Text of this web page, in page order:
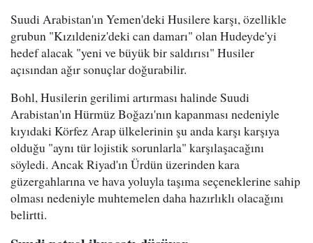
Suudi Arabistan'ın Yemen'deki Husilere karşı, özellikle
grubun "Kızıldeniz'deki can damarı" olan Hudeyde'yi
hedef alacak "yeni ve büyük bir saldırısı" Husiler
açısından ağır sonuçlar doğurabilir.
Bohl, Husilerin gerilimi artırması halinde Suudi
Arabistan'ın Hürmüz Boğazı'nın kapanması nedeniyle
kıyıdaki Körfez Arap ülkelerinin şu anda karşı karşıya
olduğu "aynı tür lojistik sorunlarla" karşılaşacağını
söyledi. Ancak Riyad'ın Ürdün üzerinden kara
güzergahlarına ve hava yoluyla taşıma seçeneklerine sahip
olması nedeniyle muhtemelen daha hazırlıklı olacağını
belirtti.